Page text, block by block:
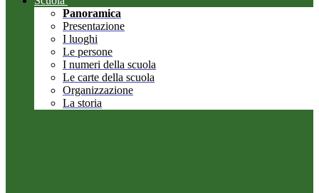
Panoramica
Presentazione
I luoghi
Le persone
I numeri della scuola
Le carte della scuola
Organizzazione
La storia